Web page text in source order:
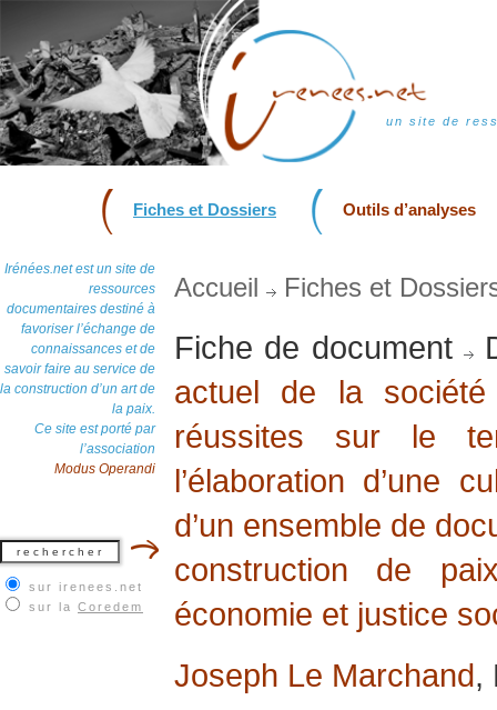
un site de
Fiches et Dossiers Outils d’analyses
Irénées.net est un site de
ressources
documentaires destiné à
favoriser l’échange de
connaissances et de
savoir faire au service de
la construction d’un art de
la paix.
Ce site est porté par
l’association
Modus Operandi
sur irenees.net
sur la Coredem
Accueil Fiches et
Fiche de document
actuel de la
réussites sur le
l’élaboration d’une
d’un ensemble de
construction de
économie et justice
Joseph Le Marchand,